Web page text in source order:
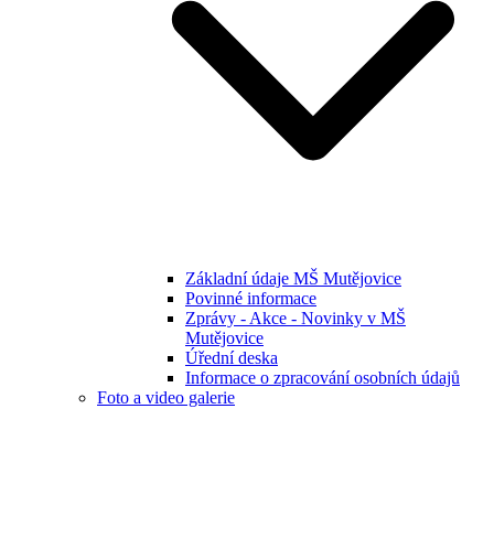
Základní údaje MŠ Mutějovice
Povinné informace
Zprávy - Akce - Novinky v MŠ
Mutějovice
Úřední deska
Informace o zpracování osobních údajů
Foto a video galerie